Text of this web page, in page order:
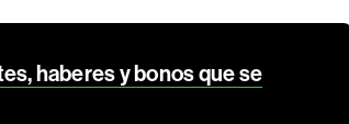
haberes y bonos que se